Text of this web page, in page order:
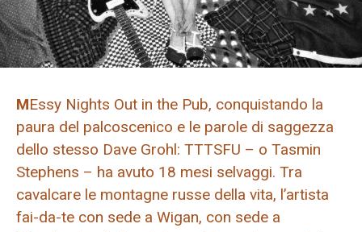
MEssy Nights Out in the Pub, conquistando la
paura del palcoscenico e le parole di saggezza
dello stesso Dave Grohl: TTTSFU – o Tasmin
Stephens – ha avuto 18 mesi selvaggi. Tra
cavalcare le montagne russe della vita, l’artista
fai-da-te con sede a Wigan, con sede a